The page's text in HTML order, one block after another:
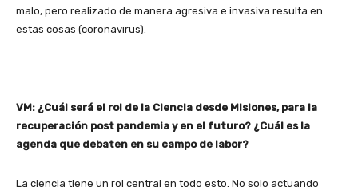
malo, pero realizado de manera agresiva e invasiva resulta en
estas cosas (coronavirus).
VM: ¿Cuál será el rol de la Ciencia desde Misiones, para la
recuperación post pandemia y en el futuro? ¿Cuál es la
agenda que debaten en su campo de labor?
La ciencia tiene un rol central en todo esto. No solo actuando